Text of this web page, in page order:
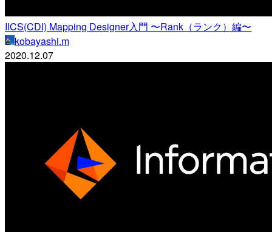
IICS(CDI) Mapping Designer入門 〜Rank（ランク）編〜
kobayashi.m
2020.12.07